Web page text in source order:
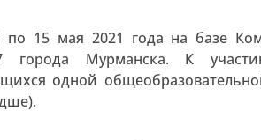
по 15 мая 2021 года на базе
Мурманска. К
одной